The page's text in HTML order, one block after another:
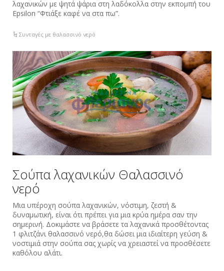
λαχανικών με ψητά ψάρια στη λαδόκολλα στην εκπομπή του
Epsilon “Φτιάξε καφέ να στα πω”.
Συνταγές με θαλασσινό νερό
Σούπα λαχανικών Θαλασσινό
νερό
Μια υπέροχη σούπα λαχανικών, νόστιμη, ζεστή &
δυναμωτική, είναι ότι πρέπει για μια κρύα ημέρα σαν την
σημερινή. Δοκιμάστε να βράσετε τα λαχανικά προσθέτοντας
1 φλιτζάνι θαλασσινό νερό,θα δώσει μια ιδιαίτερη γεύση &
νοστιμιά στην σούπα σας χωρίς να χρειαστεί να προσθέσετε
καθόλου αλάτι.